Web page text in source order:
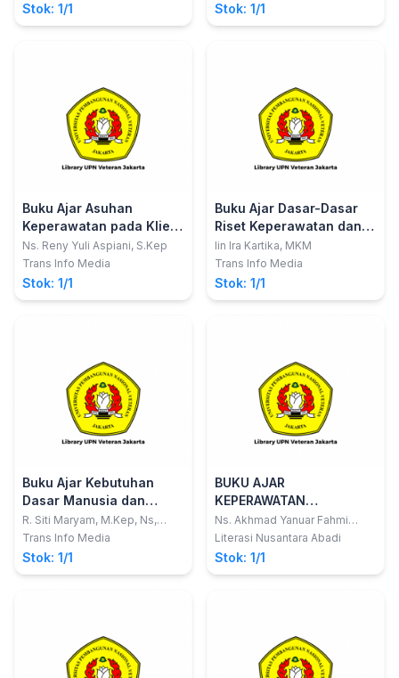
Stok: 1/1 Stok: 1/1
Buku Ajar Asuhan
Keperawatan pada Klien
dengan Gangguan
Sistem Perkemihan
(Aplikasi NANDA, NIC dan
NOC)
Ns. Reny Yuli Aspiani, S.Kep
Trans Info Media
Stok: 1/1
Buku Ajar Dasar-Dasar
Riset Keperawatan dan
Pengolahan Data
Statistik
Iin Ira Kartika, MKM
Trans Info Media
Stok: 1/1
Buku Ajar Kebutuhan
Dasar Manusia dan
Berpikir Kritis dalam
Keperawatan
R. Siti Maryam, M.Kep, Ns,
Sp.Kep.Kom; Dra. Pudjiati,
M.Kes; Dra. Een
Trans Info Media
Stok: 1/1
BUKU AJAR
KEPERAWATAN
KOMUNITAS
Ns. Akhmad Yanuar Fahmi
Pamungkas, M.Kep.; dkk
Literasi Nusantara Abadi
Stok: 1/1